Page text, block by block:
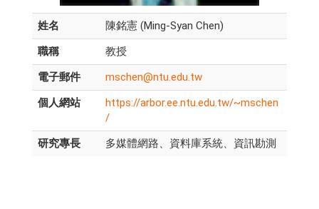
姓名
陳銘憲 (Ming-Syan Chen)
職稱
教授
電子郵件
mschen@ntu.edu.tw
個人網站
https://arbor.ee.ntu.edu.tw/~mschen
/
研究專長
多媒體網路、資料庫系統、資訊勘測